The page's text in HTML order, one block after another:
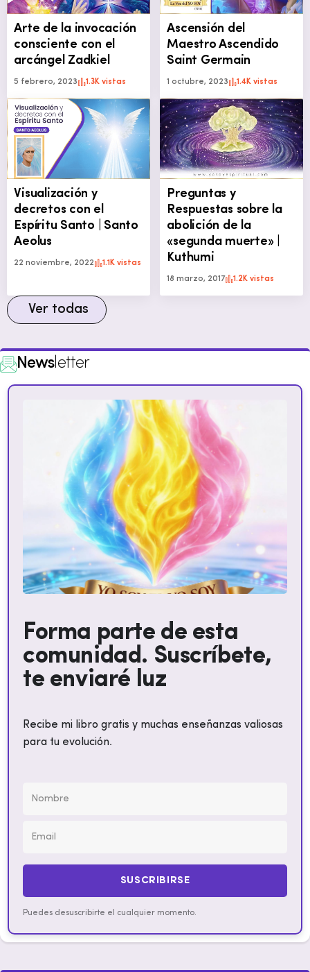
Arte de la invocación
consciente con el
arcángel Zadkiel
5 febrero, 2023 1.3K vistas
Ascensión del
Maestro Ascendido
Saint Germain
1 octubre, 2023 1.4K vistas
Visualización y
decretos con el
Espíritu Santo | Santo
Aeolus
22 noviembre, 2022 1.1K vistas
Preguntas y
Respuestas sobre la
abolición de la
«segunda muerte» |
Kuthumi
18 marzo, 2017 1.2K vistas
Ver todas
Newsletter
Forma parte de esta
comunidad. Suscríbete,
te enviaré luz
Recibe mi libro gratis y muchas enseñanzas valiosas
para tu evolución.
SUSCRIBIRSE
Puedes desuscribirte el cualquier momento.